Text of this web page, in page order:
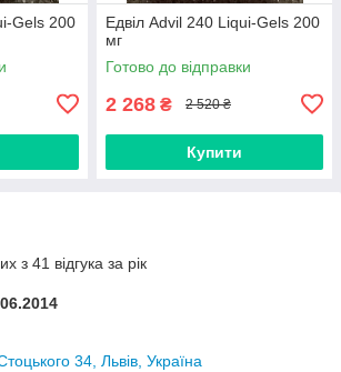
Gels 200
Едвіл Advil 240 Liqui-Gels 200
мг
Готово до відправки
2 268 ₴ 2 520 ₴
Купити
з 41 відгука за рік
34, Львів, Україна